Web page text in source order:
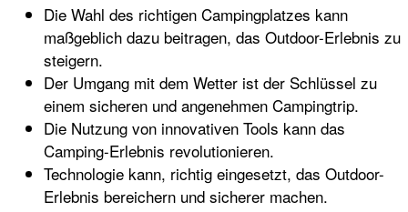
Die Wahl des richtigen Campingplatzes kann
maßgeblich dazu beitragen, das Outdoor-Erlebnis zu
steigern.
Der Umgang mit dem Wetter ist der Schlüssel zu
einem sicheren und angenehmen Campingtrip.
Die Nutzung von innovativen Tools kann das
Camping-Erlebnis revolutionieren.
Technologie kann, richtig eingesetzt, das Outdoor-
Erlebnis bereichern und sicherer machen.